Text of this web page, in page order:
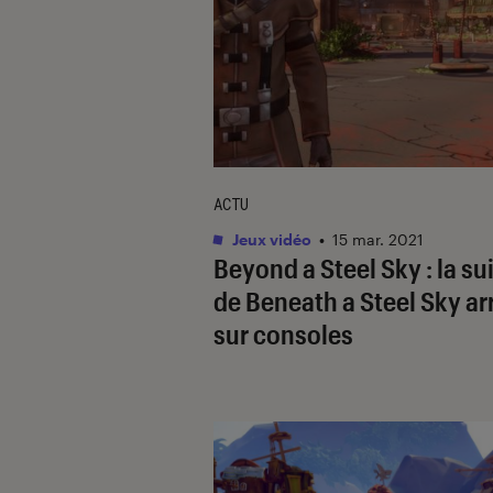
Beyond a Steel Sky : la
de Beneath a Steel Sky
sur consoles
ACTU
Jeux vidéo • 15 mar. 2021